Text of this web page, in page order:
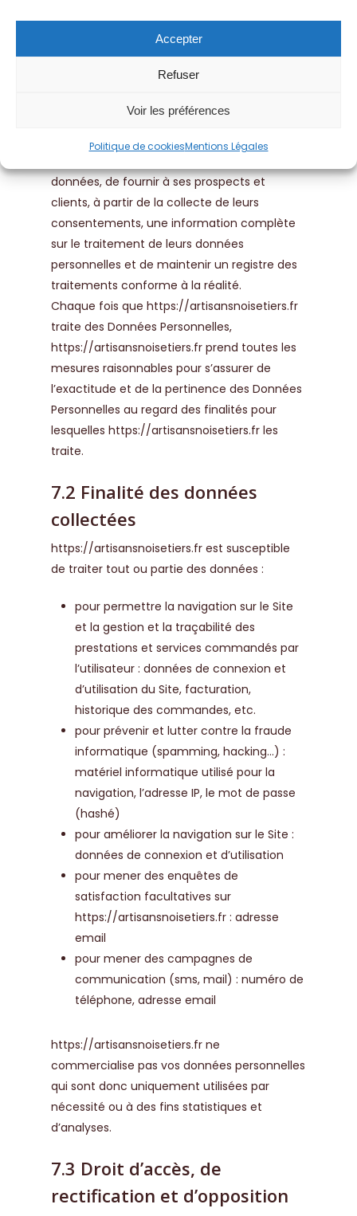
Accepter
Refuser
Voir les préférences
Politique de cookiesMentions Légales
légal
En tant que responsable du traitement des
données qu’il collecte,
respecter le cadre des dispositions légales en
vigueur. Il lui appartient notamment au Client
données, de fournir à ses prospects et
clients, à partir de la collecte de leurs
consentements, une information complète
sur le traitement de leurs données
personnelles et de maintenir un registre des
traitements conforme à la réalité.
Chaque fois que https://artisansnoisetiers.fr
traite des Données Personnelles,
https://artisansnoisetiers.fr prend toutes les
mesures raisonnables pour s’assurer de
l’exactitude et de la pertinence des Données
Personnelles au regard des finalités pour
lesquelles https://artisansnoisetiers.fr les
traite.
7.2 Finalité des données
collectées
https://artisansnoisetiers.fr est susceptible
de traiter tout ou partie des données :
pour permettre la navigation sur le Site
et la gestion et la traçabilité des
prestations et services commandés par
l’utilisateur : données de connexion et
d’utilisation du Site, facturation,
historique des commandes, etc.
pour prévenir et lutter contre la fraude
informatique (spamming, hacking…) :
matériel informatique utilisé pour la
navigation, l’adresse IP, le mot de passe
(hashé)
pour améliorer la navigation sur le Site :
données de connexion et d’utilisation
pour mener des enquêtes de
satisfaction facultatives sur
https://artisansnoisetiers.fr : adresse
email
pour mener des campagnes de
communication (sms, mail) : numéro de
téléphone, adresse email
https://artisansnoisetiers.fr ne
commercialise pas vos données personnelles
qui sont donc uniquement utilisées par
nécessité ou à des fins statistiques et
d’analyses.
7.3 Droit d’accès, de
rectification et d’opposition